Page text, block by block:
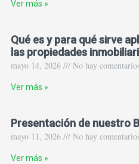
Ver más »
Qué es y para qué sirve
las propiedades
mayo 14, 2026 /// No hay
Ver más »
Presentación de nuestro
mayo 11, 2026 /// No hay
Ver más »